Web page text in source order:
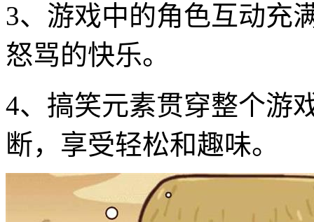
3、游戏中的角色互动充
怒骂的快乐。
4、搞笑元素贯穿整个游
断，享受轻松和趣味。